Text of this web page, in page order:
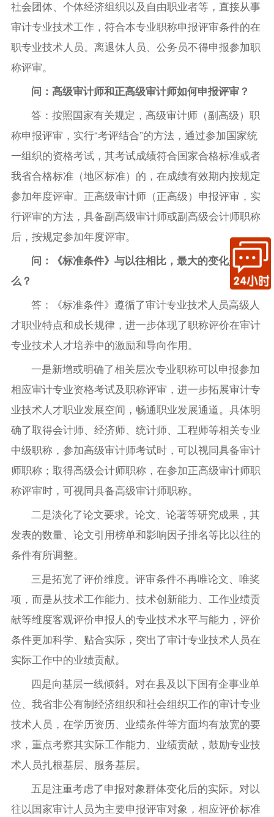
社会团体、个体经济组织以及自由职业者等，直接从事
审计专业技术工作，符合本专业职称申报评审条件的在
职专业技术人员。离退休人员、公务员不得申报参加职
称评审。
问：高级审计师和正高级审计师如何申报评审？
答：按照国家有关规定，高级审计师（副高级）职
称申报评审，实行“考评结合”的方法，通过参加国家统
一组织的资格考试，其考试成绩符合国家合格标准或者
我省合格标准（地区标准）的，在成绩有效期内按规定
参加年度评审。正高级审计师（正高级）申报评审，实
行评审的方法，具备副高级审计师或副高级会计师职称
后，按规定参加年度评审。
问：《标准条件》与以往相比，最大的变化是什
么？
答：《标准条件》遵循了审计专业技术人员高级人
才职业特点和成长规律，进一步体现了职称评价在审计
专业技术人才培养中的激励和导向作用。
一是新增或明确了相关层次专业职称可以申报参加
相应审计专业资格考试及职称评审，进一步拓展审计专
业技术人才职业发展空间，畅通职业发展通道。具体明
确了取得会计师、经济师、统计师、工程师等相关专业
中级职称，参加高级审计师考试时，可以视同具备审计
师职称；取得高级会计师职称，在参加正高级审计师职
称评审时，可视同具备高级审计师职称。
二是淡化了论文要求。论文、论著等研究成果，其
发表的数量、论文引用榜单和影响因子排名等比以往的
条件有所调整。
三是拓宽了评价维度。评审条件不再唯论文、唯奖
项，而是从技术工作能力、技术创新能力、工作业绩贡
献等维度客观评价申报人的专业技术水平与能力，评价
条件更加科学、贴合实际，突出了审计专业技术人员在
实际工作中的业绩贡献。
四是向基层一线倾斜。对在县及以下国有企事业单
位、我省非公有制经济组织和社会组织工作的审计专业
技术人员，在学历资历、业绩条件等方面均有放宽的要
求，重点考察其实际工作能力、业绩贡献，鼓励专业技
术人员扎根基层、服务基层。
五是注重考虑了申报对象群体变化后的实际。对以
往以国家审计人员为主要申报评审对象，相应评价标准